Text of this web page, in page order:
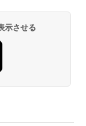
示させる